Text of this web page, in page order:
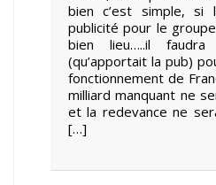
bien c’est simple, si
publicité pour le
bien lieu…..il
(qu’apportait la pub)
fonctionnement de
milliard manquant ne
et la redevance ne
[…]